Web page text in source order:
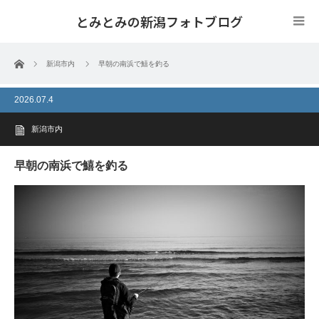
とみとみの新潟フォトブログ
ホーム 新潟市内 早朝の南浜で鱚を釣る
2026.07.4
新潟市内
早朝の南浜で鱚を釣る